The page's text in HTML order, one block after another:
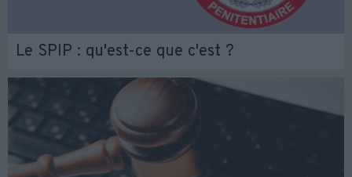
Le SPIP : qu'est-ce que c'est ?